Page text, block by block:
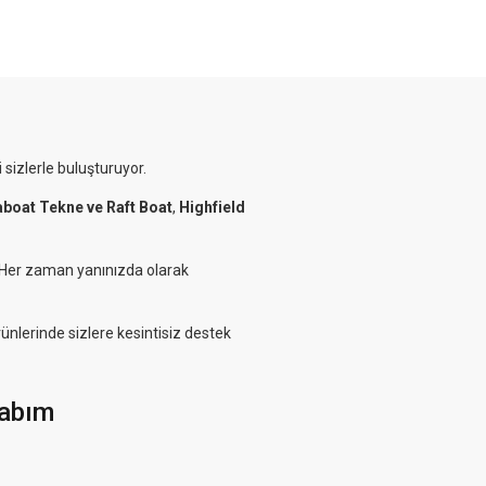
sizlerle buluşturuyor.
Tekne ve Raft Boat, Highfield
zaman yanınızda olarak
sizlere kesintisiz destek